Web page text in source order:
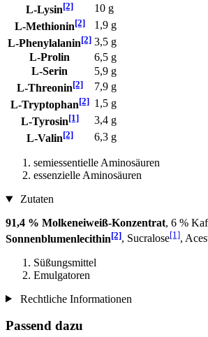
L-Lysin[2]
10 g
L-Methionin[2]
1,9 g
L-Phenylalanin[2] 3,5 g
L-Prolin
6,5 g
L-Serin
5,9 g
L-Threonin[2]
7,9 g
L-Tryptophan[2] 1,5 g
L-Tyrosin[1]
3,4 g
L-Valin[2] 6,3 g
semiessentielle Aminosäuren
essenzielle Aminosäuren
Zutaten
91,4 % Molkeneiweiß-Konzentrat, 6 %
Sonnenblumenlecithin[2], Sucralose[1],
Süßungsmittel
Emulgatoren
Rechtliche Informationen
Passend dazu